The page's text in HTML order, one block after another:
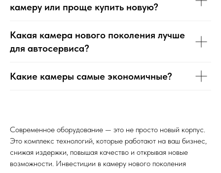
камеру или проще купить новую?
Какая камера нового поколения лучше
для автосервиса?
Какие камеры самые экономичные?
Современное оборудование — это не просто новый корпус.
Это комплекс технологий, которые работают на ваш бизнес,
снижая издержки, повышая качество и открывая новые
возможности. Инвестиции в камеру нового поколения